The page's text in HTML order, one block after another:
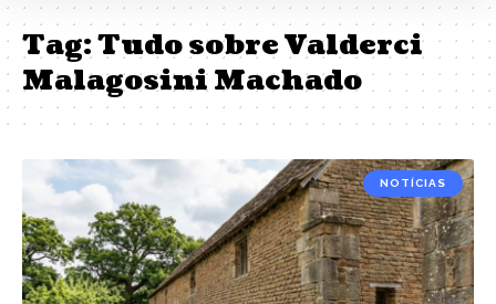
Tag:Tudo sobre Valderci
Malagosini Machado
NOTÍCIAS